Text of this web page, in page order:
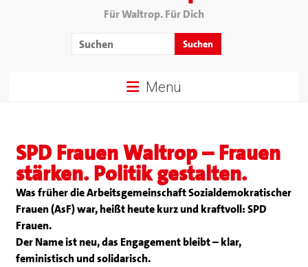
Für Waltrop. Für Dich
Menü
SPD Frauen Waltrop – Frauen
stärken. Politik gestalten.
Was früher die Arbeitsgemeinschaft Sozialdemokratischer
Frauen (AsF) war, heißt heute kurz und kraftvoll: SPD
Frauen.
Der Name ist neu, das Engagement bleibt – klar,
feministisch und solidarisch.